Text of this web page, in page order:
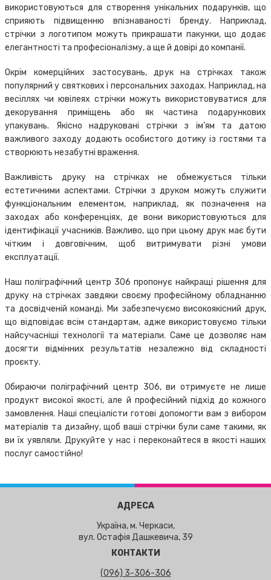
використовуються для створення унікальних подарунків, що
сприяють підвищенню впізнаваності бренду. Наприклад,
стрічки з логотипом можуть прикрашати пакунки, що додає
елегантності та професіоналізму, а ще й довірі до компанії.
Окрім комерційних застосувань, друк на стрічках також
популярний у святкових і персональних заходах. Наприклад, на
весіллях чи ювілеях стрічки можуть використовуватися для
декорування приміщень або як частина подарункових
упакувань. Якісно надруковані стрічки з ім’ям та датою
важливого заходу додають особистого дотику із гостями та
створюють незабутні враження.
Важливість друку на стрічках не обмежується тільки
естетичними аспектами. Стрічки з друком можуть служити
функціональним елементом, наприклад, як позначення на
заходах або конференціях, де вони використовуються для
ідентифікації учасників. Важливо, що при цьому друк має бути
чітким і довговічним, щоб витримувати різні умови
експлуатації.
Наш поліграфічний центр 306 пропонує найкращі рішення для
друку на стрічках завдяки своєму професійному обладнанню
та досвідченій команді. Ми забезпечуємо високоякісний друк,
що відповідає всім стандартам, адже використовуємо тільки
найсучасніші технології та матеріали. Саме це дозволяє нам
досягти відмінних результатів незалежно від складності
проєкту.
Обираючи поліграфічний центр 306, ви отримуєте не лише
продукт високої якості, але й професійний підхід до кожного
замовлення. Наші спеціалісти готові допомогти вам з вибором
матеріалів та дизайну, щоб ваші стрічки були саме такими, як
ви їх уявляли. Друкуйте у нас і переконайтеся в якості наших
послуг самостійно!
АДРЕСА
Україна, м. Черкаси,
вул. Остафія Дашкевича, 39
КОНТАКТИ
(096) 3-306-306